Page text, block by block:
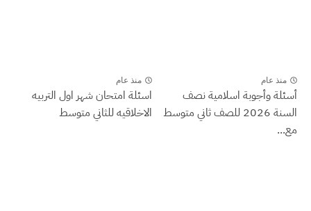
منذ عام
أسئلة وأجوبة اسلامية نصف
السنة 2026 للصف ثاني متوسط
مع...
منذ عام
اسئلة امتحان شهر اول التربيه
الاخلاقيه للثاني متوسط